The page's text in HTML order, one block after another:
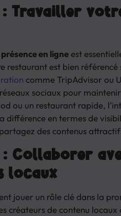
: Travailler
présence en ligneest
restaurant est bien référencé
comme TripAdvisor ou
sociaux pour
ou un restaurant rapide,
différence en termes de
des contenus
: Collaborer
locaux
jouer un rôle clé dans la
créateurs de contenu locaux